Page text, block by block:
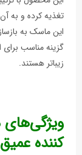
تغذیه کرده و به
این ماسک به
گزینه مناسب
زیباتر هستند.
ویژگی‌های
کننده